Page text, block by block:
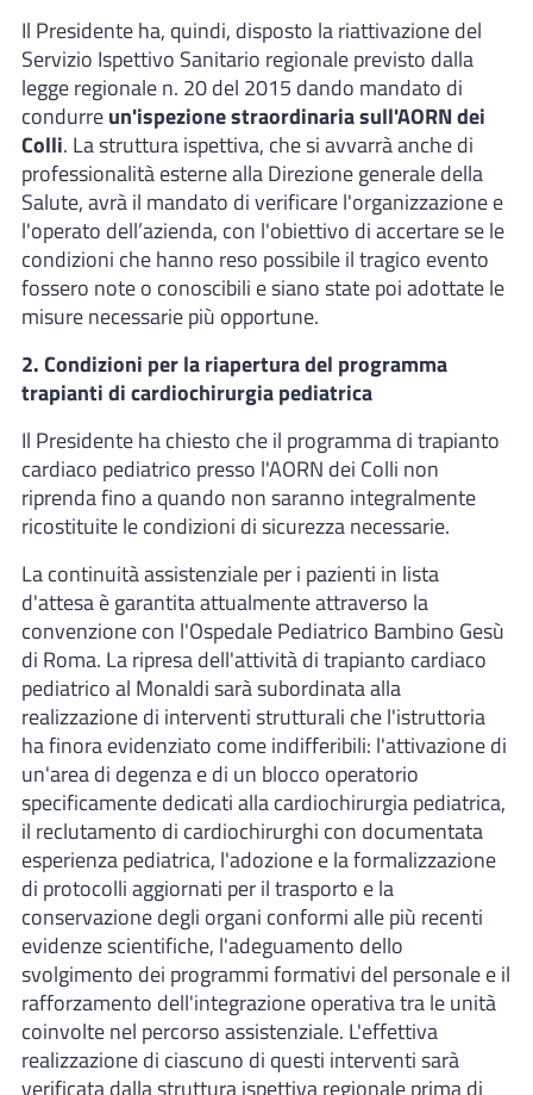
Il Presidente ha, quindi, disposto la riattivazione del
Servizio Ispettivo Sanitario regionale previsto dalla
legge regionale n. 20 del 2015 dando mandato di
condurreun'ispezione straordinaria sull'AORN dei
Colli. La struttura ispettiva, che si avvarrà anche di
professionalità esterne alla Direzione generale della
Salute, avrà il mandato di verificare l'organizzazione e
l'operato dell’azienda, con l'obiettivo di accertare se le
condizioni che hanno reso possibile il tragico evento
fossero note o conoscibili e siano state poi adottate le
misure necessarie più opportune.
2. Condizioni per la riapertura del programma
trapianti di cardiochirurgia pediatrica
Il Presidente ha chiesto che il programma di trapianto
cardiaco pediatrico presso l'AORN dei Colli non
riprenda fino a quando non saranno integralmente
ricostituite le condizioni di sicurezza necessarie.
La continuità assistenziale per i pazienti in lista
d'attesa è garantita attualmente attraverso la
convenzione con l'Ospedale Pediatrico Bambino Gesù
di Roma. La ripresa dell'attività di trapianto cardiaco
pediatrico al Monaldi sarà subordinata alla
realizzazione di interventi strutturali che l'istruttoria
ha finora evidenziato come indifferibili: l'attivazione di
un'area di degenza e di un blocco operatorio
specificamente dedicati alla cardiochirurgia pediatrica,
il reclutamento di cardiochirurghi con documentata
esperienza pediatrica, l'adozione e la formalizzazione
di protocolli aggiornati per il trasporto e la
conservazione degli organi conformi alle più recenti
evidenze scientifiche, l'adeguamento dello
svolgimento dei programmi formativi del personale e il
rafforzamento dell'integrazione operativa tra le unità
coinvolte nel percorso assistenziale. L'effettiva
realizzazione di ciascuno di questi interventi sarà
verificata dalla struttura ispettiva regionale prima di